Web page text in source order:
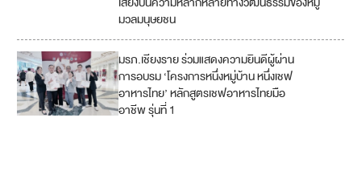
มวลมนุษยชน
มรภ.เชียงราย ร่วมแสดงความยินดีผู้ผ่าน
การอบรม ‘โครงการหนึ่งหมู่บ้าน หนึ่งเชฟ
อาหารไทย’ หลักสูตรเชฟอาหารไทยมือ
อาชีพ รุ่นที่ 1